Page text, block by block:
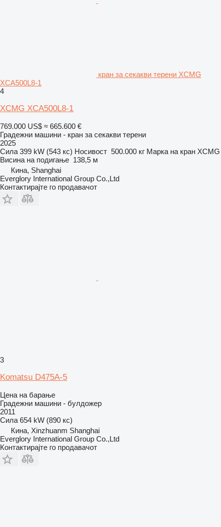
кран за секакви терени XCMG
XCA500L8-1
4
XCMG XCA500L8-1
769.000 US$ ≈ 665.600 €
Градежни машини - кран за секакви терени
2025
Сила 399 kW (543 кс) Носивост 500.000 кг Марка на кран XCMG
Висина на подигање 138,5 м
Кина, Shanghai
Everglory International Group Co.,Ltd
Контактирајте го продавачот
3
Komatsu D475A-5
Цена на барање
Градежни машини - булдожер
2011
Сила 654 kW (890 кс)
Кина, Xinzhuanm Shanghai
Everglory International Group Co.,Ltd
Контактирајте го продавачот